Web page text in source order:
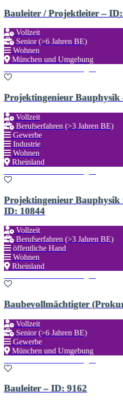
Bauleiter / Projektleiter –
Vollzeit
Senior (>6 Jahren BE)
Wohnen
München und Umgebung
Projektingenieur Bauphysik
Vollzeit
Berufserfahren (>3 Jahren BE)
Gewerbe
Industrie
Wohnen
Rheinland
Projektingenieur
ID: 10844
Vollzeit
Berufserfahren (>3 Jahren BE)
öffentliche Hand
Wohnen
Rheinland
Baubevollmächtigter
Vollzeit
Senior (>6 Jahren BE)
Gewerbe
München und Umgebung
Bauleiter – ID: 9162